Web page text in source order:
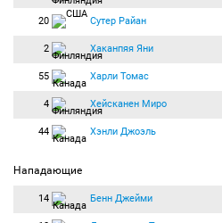
20 Сутер Райан
2 Хаканпяя Яни
55 Харли Томас
4 Хейсканен Миро
44 Хэнли Джоэль
Нападающие
14 Бенн Джейми